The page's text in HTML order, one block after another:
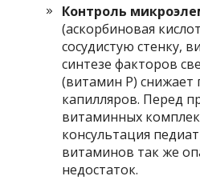
Контроль
(аскорбиновая
сосудистую стенку,
синтезе факторов
(витамин Р) снижает
капилляров. Перед
витаминных
консультация
витаминов так же
недостаток.